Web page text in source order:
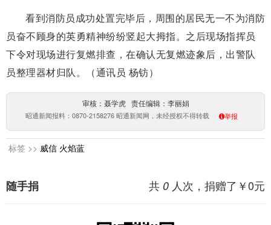
看到消防员成功处置完毕后，周围的居民无一不为消防
员奋不顾身的英勇精神纷纷竖起大拇指。之后现场指挥员
下令对现场进行复燃排查，在确认无复燃迹象后，出警队
员整理器材归队。
（通讯员 杨钫）
审核：聂学虎 责任编辑：李丽娟
昭通新闻报料：0870-2158276 昭通新闻网，未经授权不得转载 举报
标签 >> 威信 火焰蓝
共 0 人次，捐赠了￥0元
随手捐